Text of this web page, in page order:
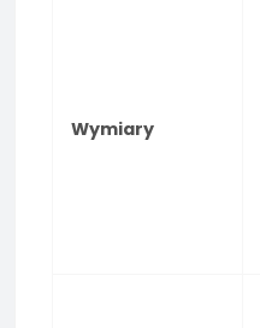
Wymiary